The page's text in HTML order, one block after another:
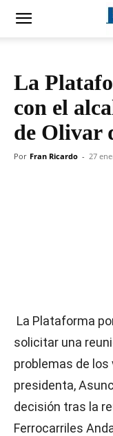
La
con el
de Olivar
Por Fran Ricardo - 27
La Plataforma
solicitar una
problemas de los
presidenta,
decisión tras la
Ferrocarriles